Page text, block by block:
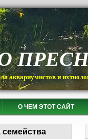
аквариумистов и
О ЧЕМ ЭТОТ САЙТ
семейства